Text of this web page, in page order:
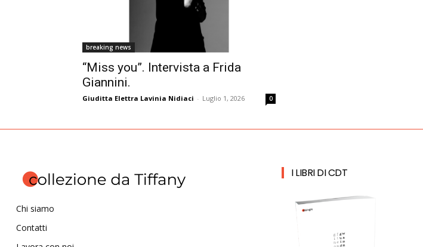
breaking news
“Miss you”. Intervista a Frida
Giannini.
Giuditta Elettra Lavinia Nidiaci - Luglio 1, 2026 0
Chi siamo
Contatti
I LIBRI DI CDT